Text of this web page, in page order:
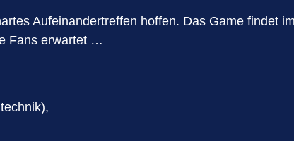
Aufeinandertreffen hoffen. Das Game findet
Fans erwartet …